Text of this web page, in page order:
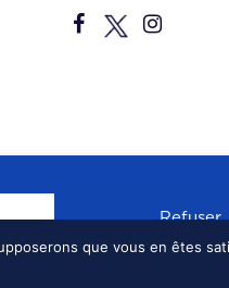
Refuser
que vous en êtes